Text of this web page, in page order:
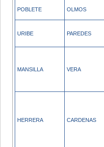
POBLETE OLMOS
URIBE PAREDES
MANSILLA VERA
HERRERA CARDENAS